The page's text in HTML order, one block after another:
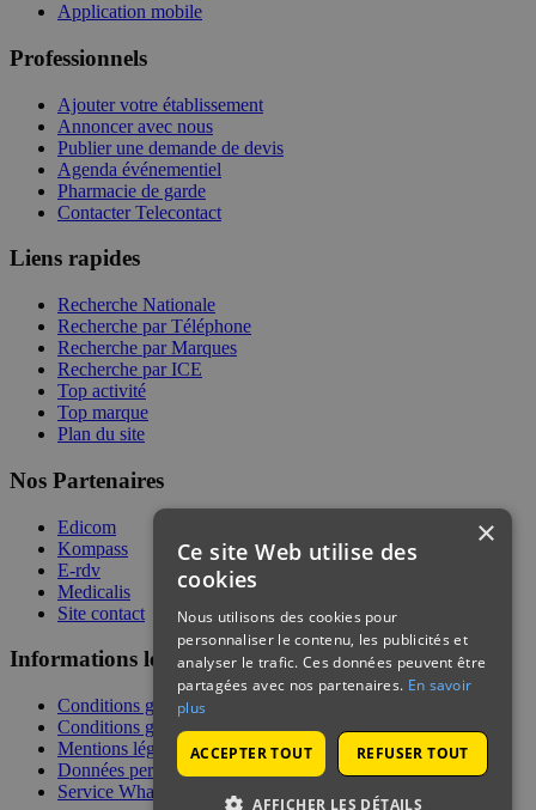
Application mobile
Professionnels
Ajouter votre établissement
Annoncer avec nous
Publier une demande de devis
Agenda événementiel
Pharmacie de garde
Contacter Telecontact
Liens rapides
Recherche Nationale
Recherche par Téléphone
Recherche par Marques
Recherche par ICE
Top activité
Top marque
Plan du site
Nos Partenaires
Edicom
Kompass
E-rdv
Medicalis
Site contact
Informations légales
Conditions générales de services
Conditions générales de vente
Mentions légales
Données personnelles
Service WhatsApp
×
Ce site Web utilise des
cookies
Nous utilisons des cookies pour
personnaliser le contenu, les publicités et
analyser le trafic. Ces données peuvent être
partagées avec nos partenaires. En savoir
plus
ACCEPTER TOUT REFUSER TOUT
AFFICHER LES DÉTAILS